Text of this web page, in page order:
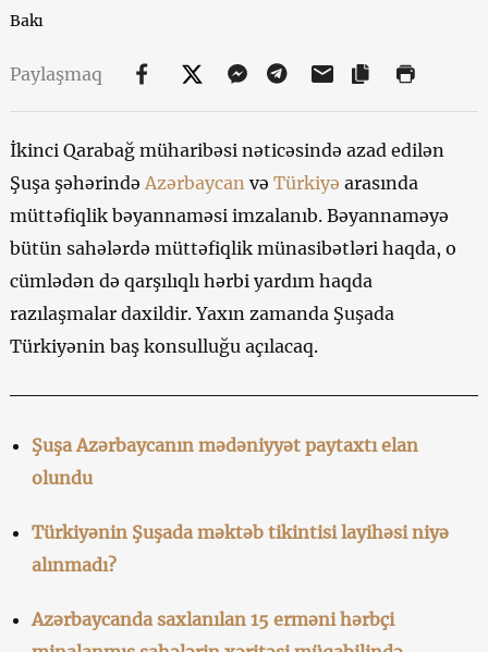
Bakı
Paylaşmaq
İkinci Qarabağ müharibəsi nəticəsində azad edilən
Şuşa şəhərində Azərbaycan və Türkiyə arasında
müttəfiqlik bəyannaməsi imzalanıb. Bəyannaməyə
bütün sahələrdə müttəfiqlik münasibətləri haqda, o
cümlədən də qarşılıqlı hərbi yardım haqda
razılaşmalar daxildir. Yaxın zamanda Şuşada
Türkiyənin baş konsulluğu açılacaq.
Şuşa Azərbaycanın mədəniyyət paytaxtı elan
olundu
Türkiyənin Şuşada məktəb tikintisi layihəsi niyə
alınmadı?
Azərbaycanda saxlanılan 15 erməni hərbçi